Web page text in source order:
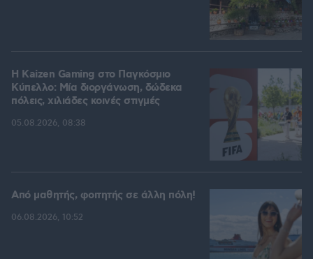
H Kaizen Gaming στο Παγκόσμιο
Kύπελλο: Μία διοργάνωση, δώδεκα
πόλεις, χιλιάδες κοινές στιγμές
05.08.2026, 08:38
Από μαθητής, φοιτητής σε άλλη πόλη!
06.08.2026, 10:52